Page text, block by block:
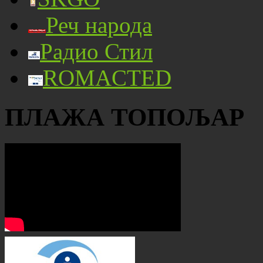
Реч народа
Радио Стил
ROMACTED
ПЛАЖА ТОПОЉАР